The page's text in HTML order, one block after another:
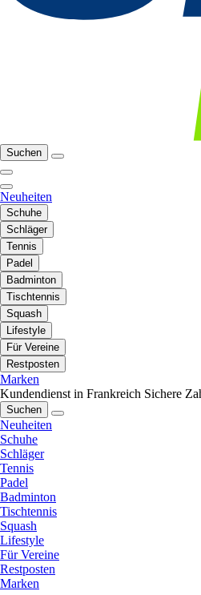
Suchen
Neuheiten
Schuhe
Schläger
Tennis
Padel
Badminton
Tischtennis
Squash
Lifestyle
Für Vereine
Restposten
Marken
Kundendienst in Frankreich Sichere
Suchen
Neuheiten
Schuhe
Schläger
Tennis
Padel
Badminton
Tischtennis
Squash
Lifestyle
Für Vereine
Restposten
Marken